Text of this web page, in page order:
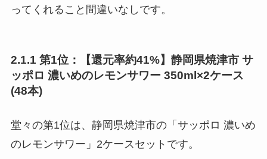
ってくれること間違いなしです。
2.1.1 第1位：【還元率約41%】静岡県焼津市 サ
ッポロ 濃いめのレモンサワー 350ml×2ケース
(48本)
堂々の第1位は、静岡県焼津市の「サッポロ 濃いめ
のレモンサワー」2ケースセットです。